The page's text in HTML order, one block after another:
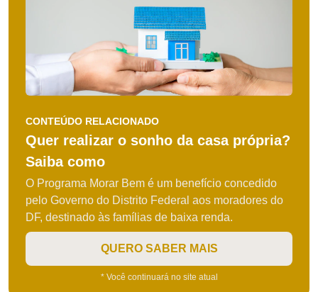
CONTEÚDO RELACIONADO
Quer realizar o sonho da casa própria?
Saiba como
O Programa Morar Bem é um benefício concedido
pelo Governo do Distrito Federal aos moradores do
DF, destinado às famílias de baixa renda.
QUERO SABER MAIS
* Você continuará no site atual